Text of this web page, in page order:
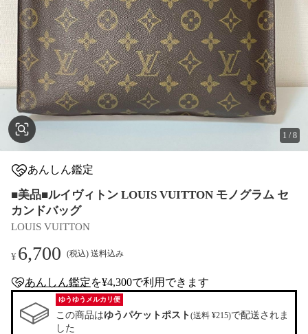
1 /8
あんしん鑑定
■美品■ルイヴィトン LOUIS VUITTON モノグラム セ
カンドバッグ
LOUIS VUITTON
¥6,700 (税込) 送料込み
anshin-appraisal-tag
あんしん鑑定を¥4,300で利用できます
ゆうゆうメルカリ便
この商品はゆうパケットポスト(送料 ¥215)で配送されま
した